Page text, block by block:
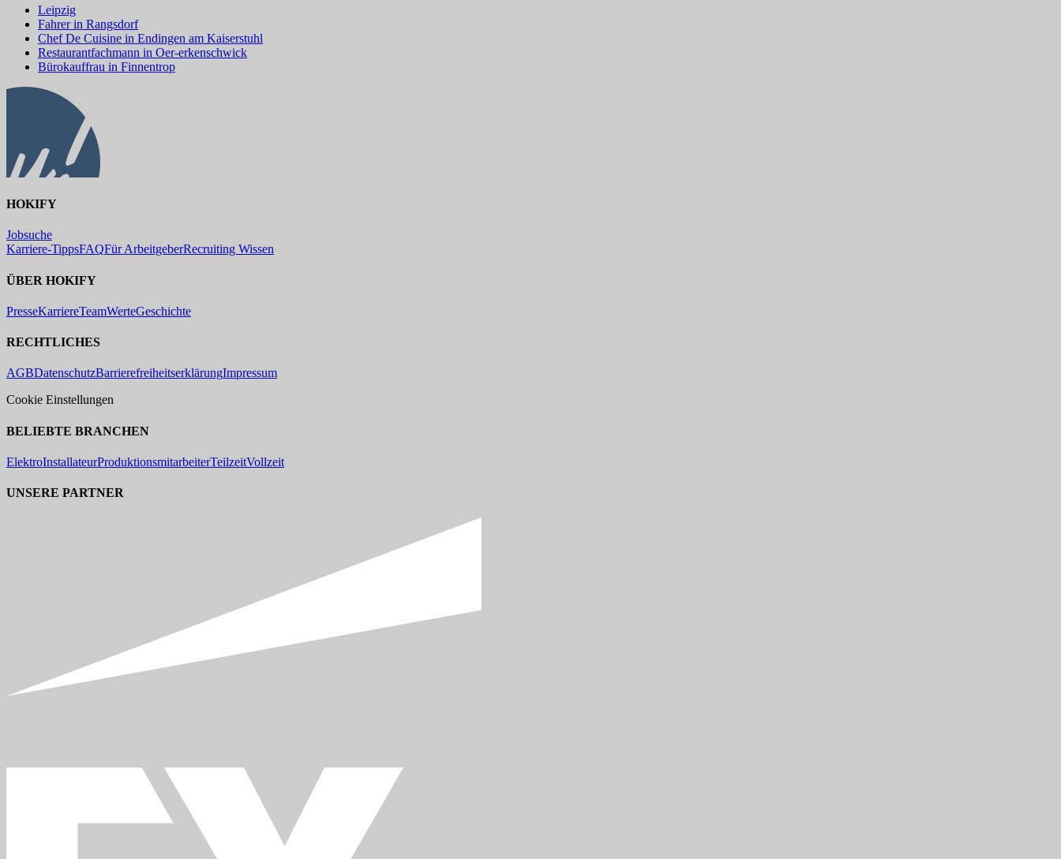
Leipzig
Fahrer in Rangsdorf
Chef De Cuisine in Endingen am Kaiserstuhl
Restaurantfachmann in Oer-erkenschwick
Bürokauffrau in Finnentrop
HOKIFY
Jobsuche
Karriere-TippsFAQFür ArbeitgeberRecruiting Wissen
ÜBER HOKIFY
PresseKarriereTeamWerteGeschichte
RECHTLICHES
AGBDatenschutzBarrierefreiheitserklärungImpressum
Cookie Einstellungen
BELIEBTE BRANCHEN
ElektroInstallateurProduktionsmitarbeiterTeilzeitVollzeit
UNSERE PARTNER